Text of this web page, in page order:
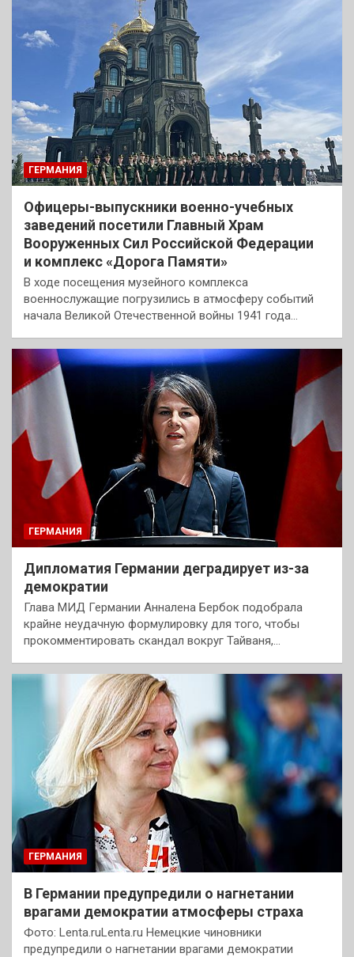
ГЕРМАНИЯ
Офицеры-выпускники военно-учебных
заведений посетили Главный Храм
Вооруженных Сил Российской Федерации
и комплекс «Дорога Памяти»
В ходе посещения музейного комплекса
военнослужащие погрузились в атмосферу событий
начала Великой Отечественной войны 1941 года…
ГЕРМАНИЯ
Дипломатия Германии деградирует из-за
демократии
Глава МИД Германии Анналена Бербок подобрала
крайне неудачную формулировку для того, чтобы
прокомментировать скандал вокруг Тайваня,…
ГЕРМАНИЯ
В Германии предупредили о нагнетании
врагами демократии атмосферы страха
Фото: Lenta.ruLenta.ru Немецкие чиновники
предупредили о нагнетании врагами демократии